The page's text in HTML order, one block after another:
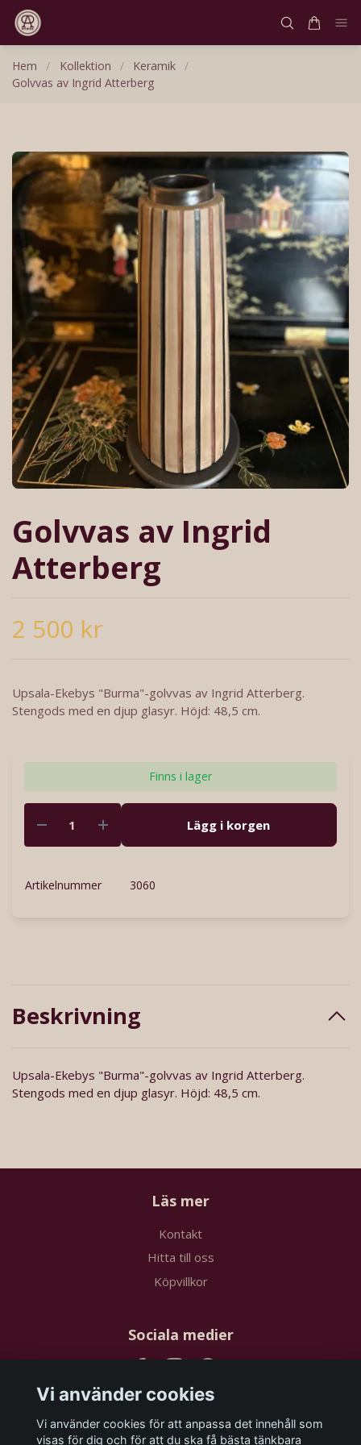
Hem / Kollektion / Keramik /
Golvvas av Ingrid Atterberg
Golvvas av Ingrid
Atterberg
2 500 kr
Upsala-Ekebys "Burma"-golvvas av Ingrid Atterberg.
Stengods med en djup glasyr. Höjd: 48,5 cm.
Finns i lager
Lägg i korgen
Artikelnummer 3060
Beskrivning
Upsala-Ekebys "Burma"-golvvas av Ingrid Atterberg.
Stengods med en djup glasyr. Höjd: 48,5 cm.
Läs mer
Kontakt
Hitta till oss
Köpvillkor
Sociala medier
Prenumerera på vårt nyhetsbrev
Vi använder cookies
Vi använder cookies för att anpassa det innehåll som
visas för dig och för att du ska få bästa tänkbara